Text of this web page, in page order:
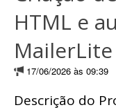
HTML e
MailerLite
17/06/2026 às 09:39
Descrição do